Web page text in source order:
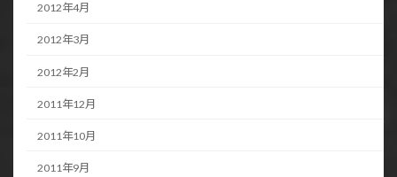
2012年4月
2012年3月
2012年2月
2011年12月
2011年10月
2011年9月